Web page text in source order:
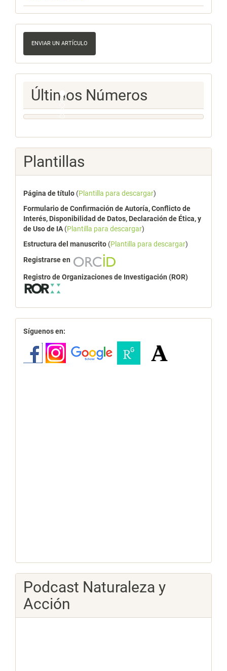
Enviar
un
artículo
ENVIAR UN ARTÍCULO
Ultimos
Numeros
Últimos Números
Plantillas
Página de título (Plantilla para descargar)
Formulario de Confirmación de Autoría, Conflicto de
Interés, Disponibilidad de Datos, Declaración de Ética, y
de Uso de IA (Plantilla para descargar)
Estructura del manuscrito (Plantilla para descargar)
Registrarse en
Registro de Organizaciones de Investigación (ROR)
redes
Síguenos en:
Podcast Naturaleza y
Acción